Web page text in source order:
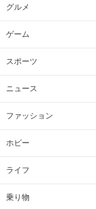
グルメ
ゲーム
スポーツ
ニュース
ファッション
ホビー
ライフ
乗り物